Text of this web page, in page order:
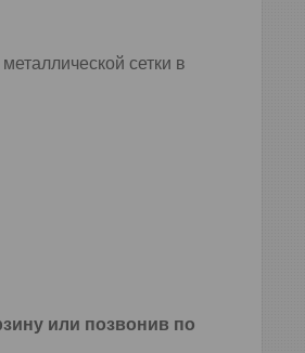
сетки в
или позвонив по